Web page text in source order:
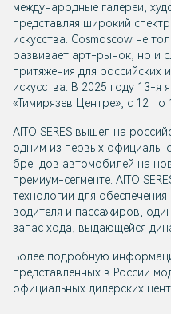
международные галереи,
представляя широкий
искусства. Cosmoscow не
развивает арт-рынок, но и
притяжения для российских
искусства. В 2025 году 13-
«Тимирязев Центре», с 12 по
AITO SERES вышел на
одним из первых
брендов автомобилей на
премиум-сегменте. AITO
технологии для
водителя и пассажиров,
запас хода, выдающейся
Более подробную
представленных в России
официальных дилерских